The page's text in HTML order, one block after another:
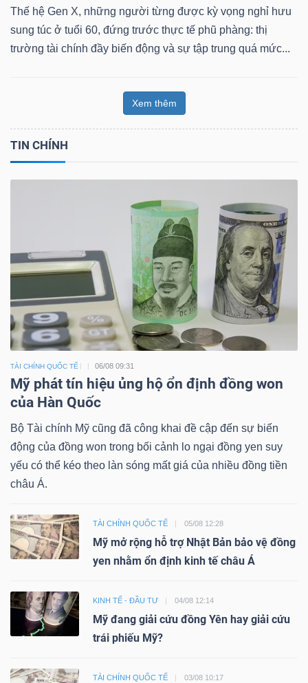
Thế hệ Gen X, những người từng được kỳ vọng nghỉ hưu
sung túc ở tuổi 60, đứng trước thực tế phũ phàng: thị
trường tài chính đầy biến động và sự tập trung quá mức...
Xem thêm
TIN CHÍNH
TÀI CHÍNH QUỐC TẾ 06/08 09:31
Mỹ phát tín hiệu ủng hộ ổn định đồng won
của Hàn Quốc
Bộ Tài chính Mỹ cũng đã công khai đề cập đến sự biến
động của đồng won trong bối cảnh lo ngại đồng yen suy
yếu có thể kéo theo làn sóng mất giá của nhiều đồng tiền
châu Á.
TÀI CHÍNH QUỐC TẾ 05/08 12:28
Mỹ mở rộng hỗ trợ Nhật Bản bảo vệ đồng
yen nhằm ổn định kinh tế châu Á
KINH TẾ - ĐẦU TƯ 04/08 12:14
Mỹ đang giải cứu đồng Yên hay giải cứu
trái phiếu Mỹ?
TÀI CHÍNH QUỐC TẾ 03/08 10:17